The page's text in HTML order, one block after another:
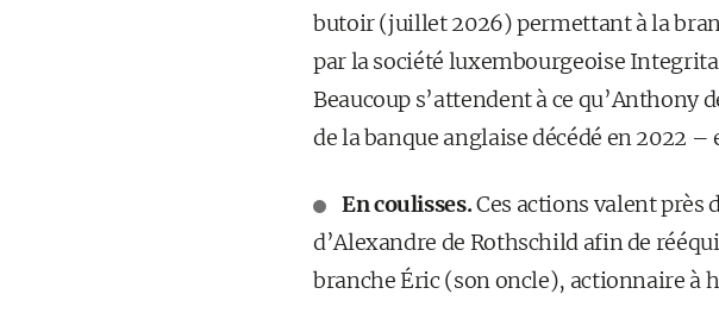
butoir (juillet 2026) permettant à la
par la société luxembourgeoise
Beaucoup s’attendent à ce qu’Anthony
de la banque anglaise décédé en 2022
En coulisses.Ces actions valent près
d’Alexandre de Rothschild afin de
branche Éric (son oncle), actionnaire à